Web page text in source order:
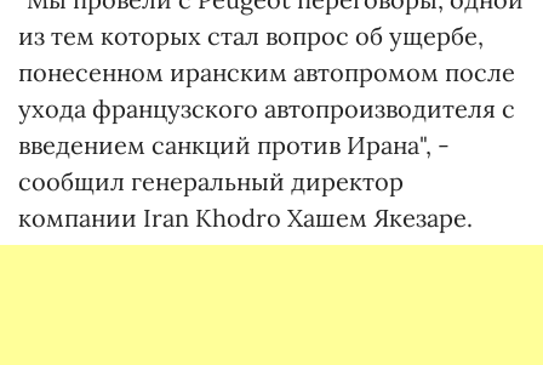
из тем которых стал вопрос об ущербе,
понесенном иранским автопромом после
ухода французского автопроизводителя с
введением санкций против Ирана", -
сообщил генеральный директор
компании Iran Khodro Хашем Якезаре.